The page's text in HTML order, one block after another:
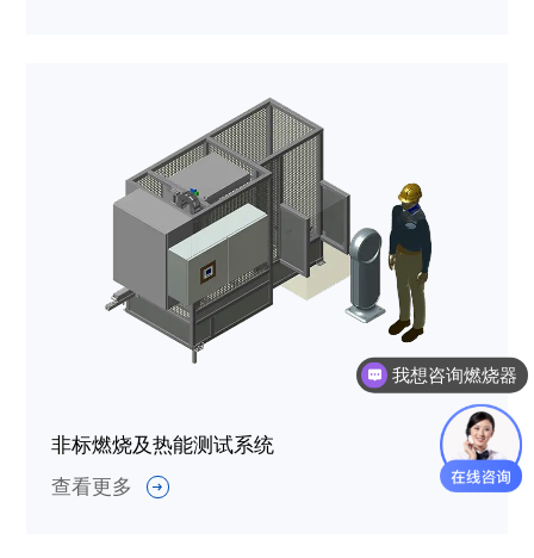
非标燃烧及热能测试系统
查看更多
我想咨询燃烧器